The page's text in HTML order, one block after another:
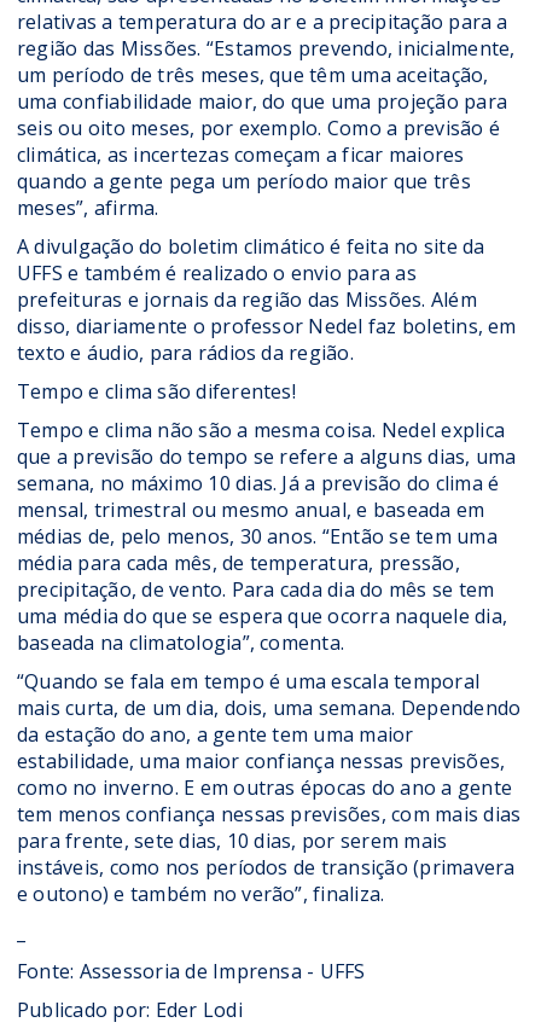
relativas a temperatura do ar e a precipitação para a
região das Missões. “Estamos prevendo, inicialmente,
um período de três meses, que têm uma aceitação,
uma confiabilidade maior, do que uma projeção para
seis ou oito meses, por exemplo. Como a previsão é
climática, as incertezas começam a ficar maiores
quando a gente pega um período maior que três
meses”, afirma.
A divulgação do boletim climático é feita no site da
UFFS e também é realizado o envio para as
prefeituras e jornais da região das Missões. Além
disso, diariamente o professor Nedel faz boletins, em
texto e áudio, para rádios da região.
Tempo e clima são diferentes!
Tempo e clima não são a mesma coisa. Nedel explica
que a previsão do tempo se refere a alguns dias, uma
semana, no máximo 10 dias. Já a previsão do clima é
mensal, trimestral ou mesmo anual, e baseada em
médias de, pelo menos, 30 anos. “Então se tem uma
média para cada mês, de temperatura, pressão,
precipitação, de vento. Para cada dia do mês se tem
uma média do que se espera que ocorra naquele dia,
baseada na climatologia”, comenta.
“Quando se fala em tempo é uma escala temporal
mais curta, de um dia, dois, uma semana. Dependendo
da estação do ano, a gente tem uma maior
estabilidade, uma maior confiança nessas previsões,
como no inverno. E em outras épocas do ano a gente
tem menos confiança nessas previsões, com mais dias
para frente, sete dias, 10 dias, por serem mais
instáveis, como nos períodos de transição (primavera
e outono) e também no verão”, finaliza.
Fonte: Assessoria de Imprensa - UFFS
Publicado por: Eder Lodi